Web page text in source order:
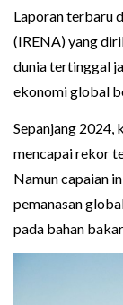
Laporan terbaru
(IRENA) yang
dunia tertinggal
ekonomi global
Sepanjang 2024,
mencapai rekor
Namun capaian
pemanasan
pada bahan